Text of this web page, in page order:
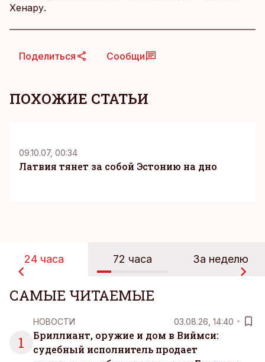
Хенару.
Поделиться Сообщи
ПОХОЖИЕ СТАТЬИ
09.10.07, 00:34
Латвия тянет за собой Эстонию на дно
24 часа 72 часа За неделю
САМЫЕ ЧИТАЕМЫЕ
1
НОВОСТИ 03.08.26, 14:40
Бриллиант, оружие и дом в Виймси:
судебный исполнитель продает